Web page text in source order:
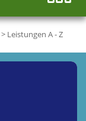
> Leistungen A - Z